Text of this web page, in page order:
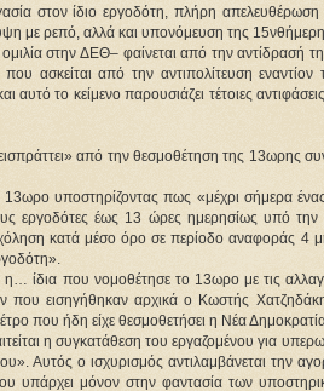
στον ίδιο εργοδότη, πλήρη
με ρεπό, αλλά και υπονόμευση της
στην ΔΕΘ– φαίνεται από την αντίδρασή
ασκείται από την αντιπολίτευση
το κείμενο παρουσιάζει τέτοιες
από την θεσμοθέτηση της 13ωρης
13ωρο υποστηρίζοντας πως «μέχρι σήμερα
εργοδότες έως 13 ώρες ημερησίως υπό την
κατά μέσο όρο σε περίοδο αναφοράς 4
που νομοθέτησε το 13ωρο με τις
εισηγήθηκαν αρχικά ο Κωστής
που ήδη είχε θεσμοθετήσει η Νέα
η συγκατάθεση του εργαζομένου για
Αυτός ο ισχυρισμός αντιλαμβάνεται την
υπάρχει μόνον στην φαντασία των